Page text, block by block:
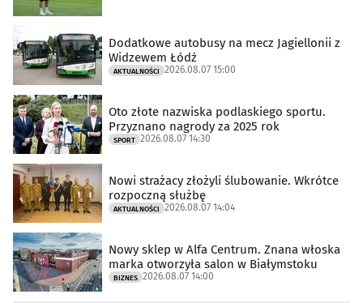
Dodatkowe autobusy na mecz Jagiellonii z
Widzewem Łódź
AKTUALNOŚCI 2026.08.07 15:00
Oto złote nazwiska podlaskiego sportu.
Przyznano nagrody za 2025 rok
SPORT 2026.08.07 14:30
Nowi strażacy złożyli ślubowanie. Wkrótce
rozpoczną służbę
AKTUALNOŚCI 2026.08.07 14:04
Nowy sklep w Alfa Centrum. Znana włoska
marka otworzyła salon w Białymstoku
BIZNES 2026.08.07 14:00